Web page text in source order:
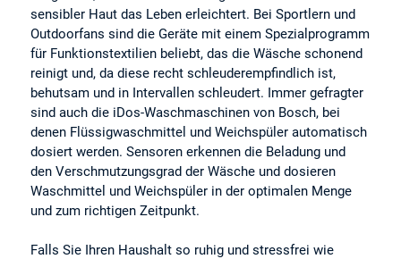
sensibler Haut das Leben erleichtert. Bei Sportlern und
Outdoorfans sind die Geräte mit einem Spezialprogramm
für Funktionstextilien beliebt, das die Wäsche schonend
reinigt und, da diese recht schleuderempfindlich ist,
behutsam und in Intervallen schleudert. Immer gefragter
sind auch die iDos-Waschmaschinen von Bosch, bei
denen Flüssigwaschmittel und Weichspüler automatisch
dosiert werden. Sensoren erkennen die Beladung und
den Verschmutzungsgrad der Wäsche und dosieren
Waschmittel und Weichspüler in der optimalen Menge
und zum richtigen Zeitpunkt.
Falls Sie Ihren Haushalt so ruhig und stressfrei wie